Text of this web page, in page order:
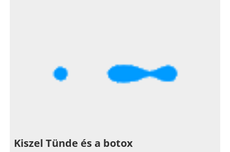
Kiszel Tünde és a botox